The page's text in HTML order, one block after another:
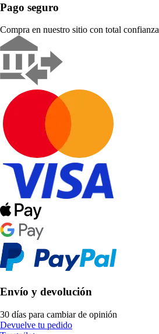
Pago seguro
Compra en nuestro sitio con total confianza
Envío y devolución
30 días para cambiar de opinión
Devuelve tu pedido